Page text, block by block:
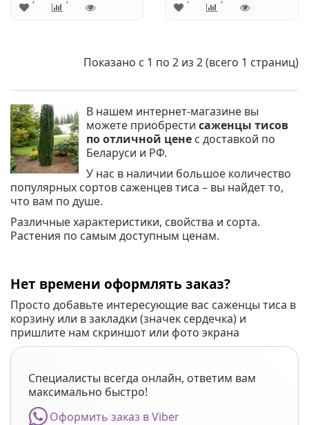
Показано с 1 по 2 из 2 (всего 1 страниц)
В нашем интернет-магазине вы
можете приобрести саженцы тисов
по отличной цене с доставкой по
Беларуси и РФ.
У нас в наличии большое количество
популярных сортов саженцев тиса – вы найдет то,
что вам по душе.
Различные характеристики, свойства и сорта.
Растения по самым доступным ценам.
Нет времени оформлять заказ?
Просто добавьте интересующие вас саженцы тиса в
корзину или в закладки (значек сердечка) и
пришлите нам скриншот или фото экрана
Специалисты всегда онлайн, ответим вам
максимально быстро!
Оформить заказ в Viber